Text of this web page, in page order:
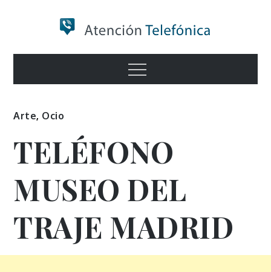
Numero de
Información
Menu
Arte, Ocio
TELÉFONO
MUSEO DEL
TRAJE MADRID